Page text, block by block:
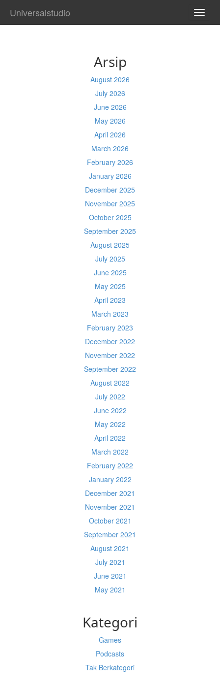
Universalstudio
Arsip
August 2026
July 2026
June 2026
May 2026
April 2026
March 2026
February 2026
January 2026
December 2025
November 2025
October 2025
September 2025
August 2025
July 2025
June 2025
May 2025
April 2023
March 2023
February 2023
December 2022
November 2022
September 2022
August 2022
July 2022
June 2022
May 2022
April 2022
March 2022
February 2022
January 2022
December 2021
November 2021
October 2021
September 2021
August 2021
July 2021
June 2021
May 2021
Kategori
Games
Podcasts
Tak Berkategori